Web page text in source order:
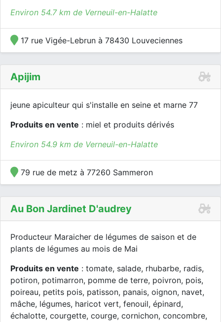
Environ 54.7 km de Verneuil-en-Halatte
17 rue Vigée-Lebrun à 78430 Louveciennes
Apijim
jeune apiculteur qui s'installe en seine et marne 77
Produits en vente : miel et produits dérivés
Environ 54.9 km de Verneuil-en-Halatte
79 rue de metz à 77260 Sammeron
Au Bon Jardinet D'audrey
Producteur Maraicher de légumes de saison et de
plants de légumes au mois de Mai
Produits en vente : tomate, salade, rhubarbe, radis,
potiron, potimarron, pomme de terre, poivron, pois,
poireau, petits pois, patisson, panais, oignon, navet,
mâche, légumes, haricot vert, fenouil, épinard,
échalotte, courgette, courge, cornichon, concombre,